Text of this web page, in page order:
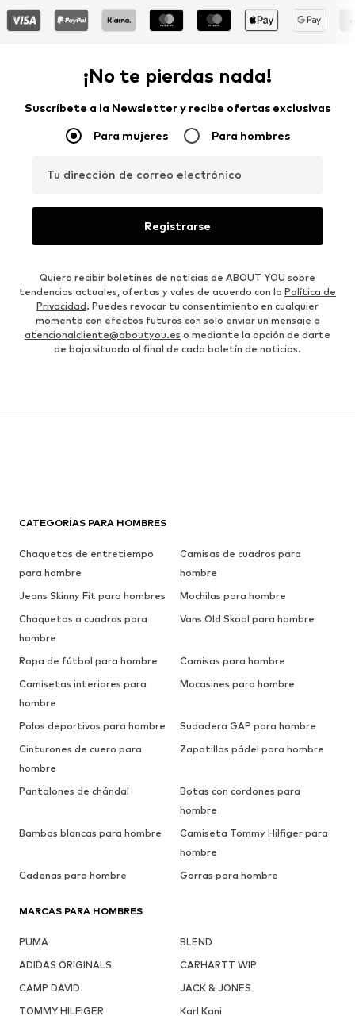
¡No te pierdas nada!
Suscríbete a la Newsletter y recibe ofertas exclusivas
Para mujeres Para hombres
Tu dirección de correo electrónico
Registrarse
Quiero recibir boletines de noticias de ABOUT YOU sobre
tendencias actuales, ofertas y vales de acuerdo con la Política de
Privacidad. Puedes revocar tu consentimiento en cualquier
momento con efectos futuros con solo enviar un mensaje a
atencionalcliente@aboutyou.es o mediante la opción de darte
de baja situada al final de cada boletín de noticias.
CATEGORÍAS PARA HOMBRES
Chaquetas de entretiempo
para hombre
Camisas de cuadros para
hombre
Jeans Skinny Fit para hombres
Mochilas para hombre
Chaquetas a cuadros para
hombre
Vans Old Skool para hombre
Ropa de fútbol para hombre
Camisas para hombre
Camisetas interiores para
hombre
Mocasines para hombre
Polos deportivos para hombre
Sudadera GAP para hombre
Cinturones de cuero para
hombre
Zapatillas pádel para hombre
Pantalones de chándal
Botas con cordones para
hombre
Bambas blancas para hombre
Camiseta Tommy Hilfiger para
hombre
Cadenas para hombre
Gorras para hombre
MARCAS PARA HOMBRES
PUMA
BLEND
ADIDAS ORIGINALS
CARHARTT WIP
CAMP DAVID
JACK & JONES
TOMMY HILFIGER
Karl Kani